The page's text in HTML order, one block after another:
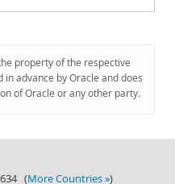
property of the respective
advance by Oracle and does
of Oracle or any other party.
(More Countries »)